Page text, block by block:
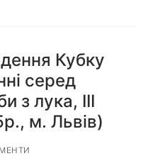
Кубку
серед
з лука, ІІІ
м. Львів)